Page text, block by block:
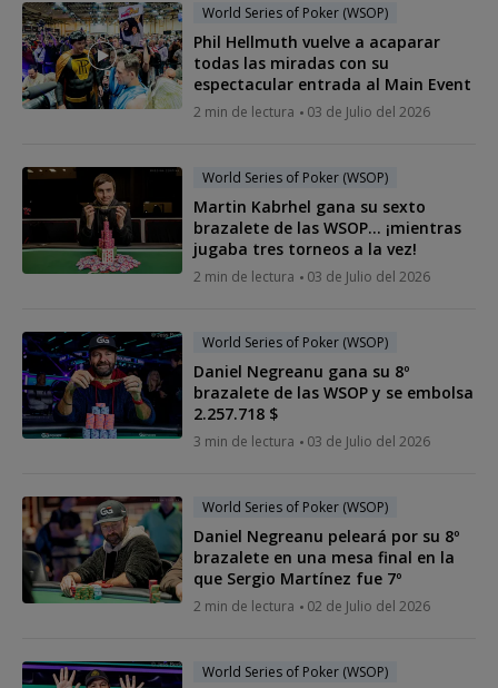
World Series of Poker (WSOP)
Phil Hellmuth vuelve a acaparar
todas las miradas con su
espectacular entrada al Main Event
2 min de lectura 03 de Julio del 2026
World Series of Poker (WSOP)
Martin Kabrhel gana su sexto
brazalete de las WSOP... ¡mientras
jugaba tres torneos a la vez!
2 min de lectura 03 de Julio del 2026
World Series of Poker (WSOP)
Daniel Negreanu gana su 8º
brazalete de las WSOP y se embolsa
2.257.718 $
3 min de lectura 03 de Julio del 2026
World Series of Poker (WSOP)
Daniel Negreanu peleará por su 8º
brazalete en una mesa final en la
que Sergio Martínez fue 7º
2 min de lectura 02 de Julio del 2026
World Series of Poker (WSOP)